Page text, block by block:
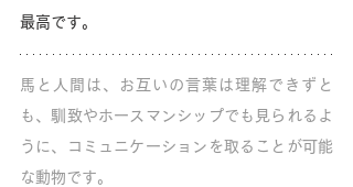
最高です。
馬と人間は、お互いの言葉は理解できずと
も、馴致やホースマンシップでも見られるよ
うに、コミュニケーションを取ることが可能
な動物です。